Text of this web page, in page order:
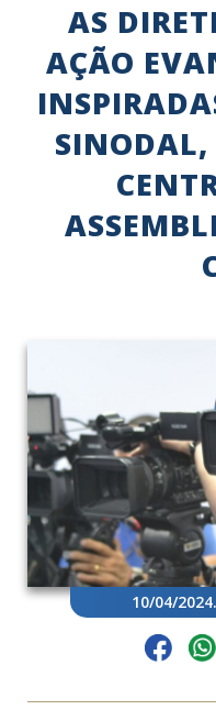
AS
AÇÃO
SINODAL,
10/04/2024.